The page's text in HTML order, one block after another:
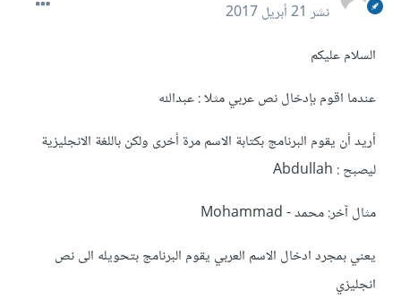
نشر21 أبريل 2017
السلام عليكم
عندما اقوم بإدخال نص عربي مثلا : عبدالله
أريد أن يقوم البرنامج بكتابة الاسم مرة أخرى ولكن باللغة الانجليزية
ليصبح : Abdullah
مثال آخر: محمد - Mohammad
يعني بمجرد ادخال الاسم العربي يقوم البرنامج بتحويله الى نص
انجليزي